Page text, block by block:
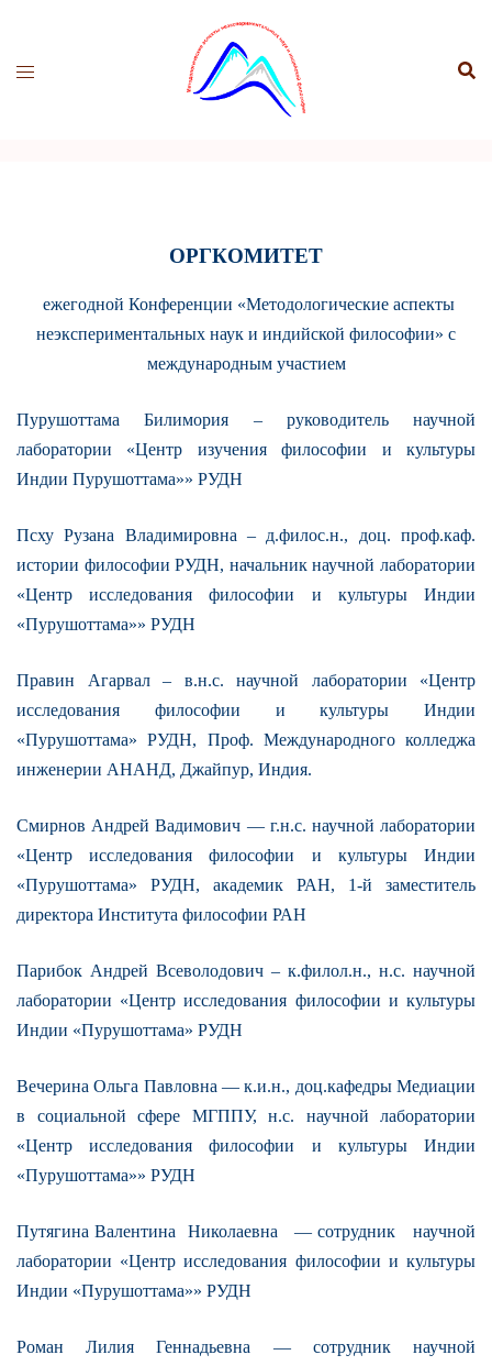
содержимому
ОРГКОМИТЕТ
ежегодной Конференции «Методологические аспекты
неэкспериментальных наук и индийской философии» с
международным участием
Пурушоттама Билимория – руководитель научной
лаборатории «Центр изучения философии и культуры
Индии Пурушоттама»» РУДН
Псху Рузана Владимировна – д.филос.н., доц. проф.каф.
истории философии РУДН, начальник научной лаборатории
«Центр исследования философии и культуры Индии
«Пурушоттама»» РУДН
Правин Агарвал – в.н.с. научной лаборатории «Центр
исследования философии и культуры Индии
«Пурушоттама» РУДН, Проф. Международного колледжа
инженерии АНАНД, Джайпур, Индия.
Смирнов Андрей Вадимович — г.н.с. научной лаборатории
«Центр исследования философии и культуры Индии
«Пурушоттама» РУДН, академик РАН, 1-й заместитель
директора Института философии РАН
Парибок Андрей Всеволодович – к.филол.н., н.с. научной
лаборатории «Центр исследования философии и культуры
Индии «Пурушоттама» РУДН
Вечерина Ольга Павловна — к.и.н., доц.кафедры Медиации
в социальной сфере МГППУ, н.с. научной лаборатории
«Центр исследования философии и культуры Индии
«Пурушоттама»» РУДН
Путягина Валентина Николаевна — сотрудник научной
лаборатории «Центр исследования философии и культуры
Индии «Пурушоттама»» РУДН
Роман Лилия Геннадьевна — сотрудник научной